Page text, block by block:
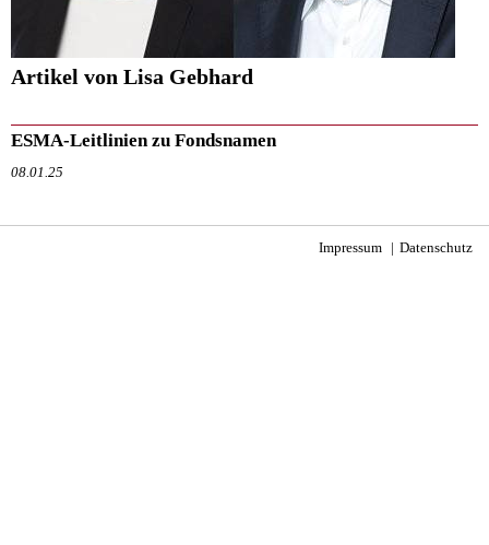
Artikel von Lisa Gebhard
ESMA-Leitlinien zu Fondsnamen
08.01.25
Impressum Datenschutz